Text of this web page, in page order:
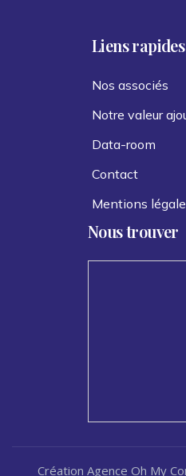
Liens rapides
Nos associés
Notre valeur
Data-room
Contact
Mentions
Nous trouver
Création Agence Oh My